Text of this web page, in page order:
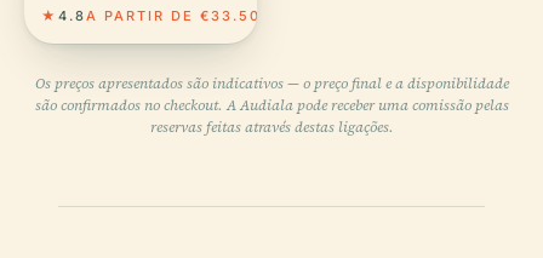
★ 4.8A PARTIR DE €33.50
Os preços apresentados são indicativos — o preço final e a disponibilidade
são confirmados no checkout. A Audiala pode receber uma comissão pelas
reservas feitas através destas ligações.